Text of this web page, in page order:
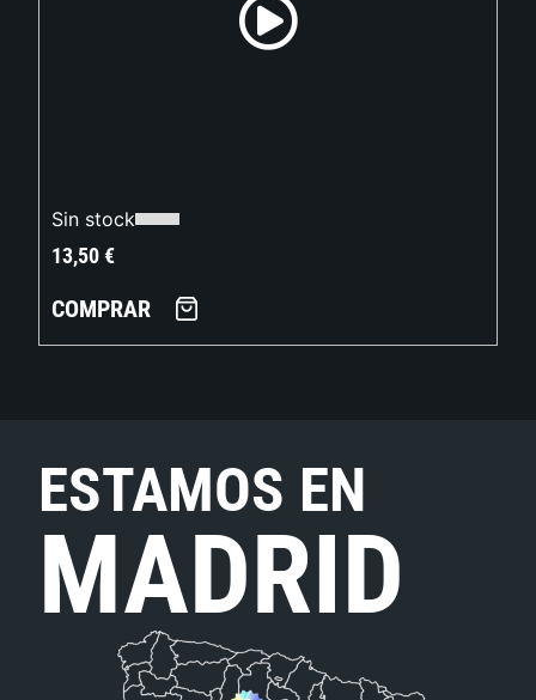
Sin stock
13,50€
COMPRAR
ESTAMOS EN
MADRID